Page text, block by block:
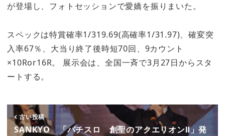
が登場し、フォトセッションで愛嬌を振りまいた。
スペックは特賞確率1/319.69(高確率1/31.97)、確変突
入率67％、大当り終了後時短70回、9カウント
×10Ror16R。 展示会は、全国一斉で3月27日からスタ
ートする。
古い投稿
SANKYO 「パチスロ 創聖のアクエリオンⅡ」発